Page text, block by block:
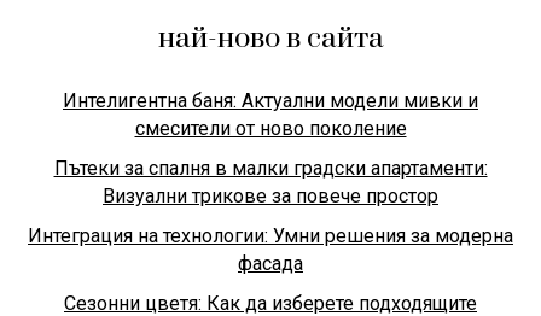
най-ново в сайта
Интелигентна баня: Актуални модели мивки и
смесители от ново поколение
Пътеки за спалня в малки градски апартаменти:
Визуални трикове за повече простор
Интеграция на технологии: Умни решения за модерна
фасада
Сезонни цветя: Как да изберете подходящите